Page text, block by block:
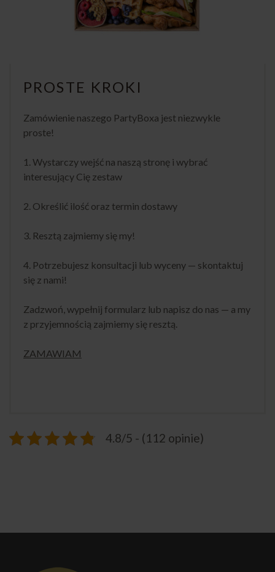
PROSTE KROKI
Zamówienie naszego PartyBoxa jest niezwykle
proste!
1. Wystarczy wejść na naszą stronę i wybrać
interesujący Cię zestaw
2. Określić ilość oraz termin dostawy
3. Resztą zajmiemy się my!
4. Potrzebujesz konsultacji lub wyceny — skontaktuj
się z nami!
Zadzwoń, wypełnij formularz lub napisz do nas — a my
z przyjemnością zajmiemy się resztą.
ZAMAWIAM
4.8/5 - (112 opinie)